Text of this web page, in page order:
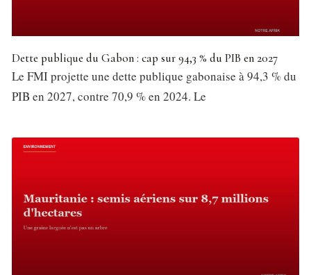
Dette publique du Gabon : cap sur 94,3 % du PIB en 2027
Le FMI projette une dette publique gabonaise à 94,3 % du
PIB en 2027, contre 70,9 % en 2024. Le